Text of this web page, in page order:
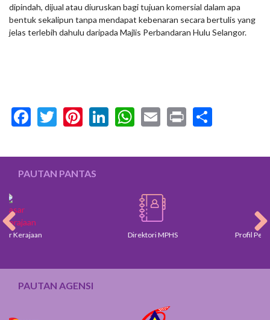
dipindah, dijual atau diuruskan bagi tujuan komersial dalam apa
bentuk sekalipun tanpa mendapat kebenaran secara bertulis yang
jelas terlebih dahulu daripada Majlis Perbandaran Hulu Selangor.
Facebook
Twitter
Pinterest
LinkedIn
WhatsApp
Email
Print
PAUTAN PANTAS
Direktori MPHS Profil Pengarah
PAUTAN AGENSI